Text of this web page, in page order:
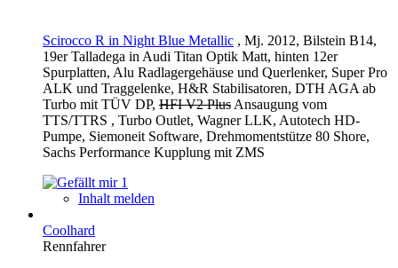
Scirocco R in Night Blue Metallic , Mj. 2012, Bilstein B14,
19er Talladega in Audi Titan Optik Matt, hinten 12er
Spurplatten, Alu Radlagergehäuse und Querlenker, Super Pro
ALK und Traggelenke, H&R Stabilisatoren, DTH AGA ab
Turbo mit TÜV DP, HFI V2 Plus Ansaugung vom
TTS/TTRS , Turbo Outlet, Wagner LLK, Autotech HD-
Pumpe, Siemoneit Software, Drehmomentstütze 80 Shore,
Sachs Performance Kupplung mit ZMS
1
Inhalt melden
Coolhard
Rennfahrer